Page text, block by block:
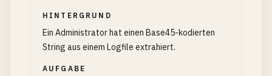
HINTERGRUND
Ein Administrator hat einen Base45-kodierten
String aus einem Logfile extrahiert.
AUFGABE